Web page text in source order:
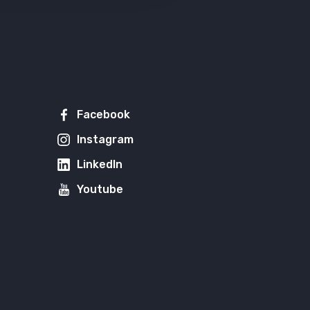
Facebook
Instagram
LinkedIn
Youtube